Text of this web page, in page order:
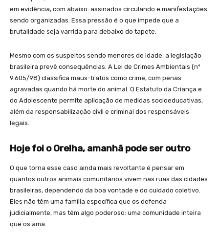
em evidência, com abaixo-assinados circulando e manifestações
sendo organizadas. Essa pressão é o que impede que a
brutalidade seja varrida para debaixo do tapete.
Mesmo com os suspeitos sendo menores de idade, a legislação
brasileira prevê consequências. A Lei de Crimes Ambientais (nº
9.605/98) classifica maus-tratos como crime, com penas
agravadas quando há morte do animal. O Estatuto da Criança e
do Adolescente permite aplicação de medidas socioeducativas,
além da responsabilização civil e criminal dos responsáveis
legais.
Hoje foi o Orelha, amanhã pode ser outro
O que torna esse caso ainda mais revoltante é pensar em
quantos outros animais comunitários vivem nas ruas das cidades
brasileiras, dependendo da boa vontade e do cuidado coletivo.
Eles não têm uma família específica que os defenda
judicialmente, mas têm algo poderoso: uma comunidade inteira
que os ama.